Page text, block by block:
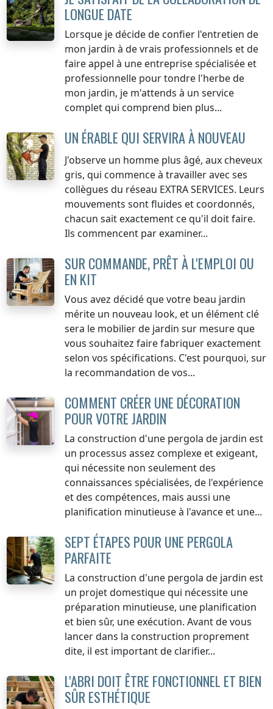
LONGUE DATE
Lorsque je décide de confier l'entretien de
mon jardin à de vrais professionnels et de
faire appel à une entreprise spécialisée et
professionnelle pour tondre l'herbe de
mon jardin, je m'attends à un service
complet qui comprend bien plus...
UN ÉRABLE QUI SERVIRA À NOUVEAU
J'observe un homme plus âgé, aux cheveux
gris, qui commence à travailler avec ses
collègues du réseau EXTRA SERVICES. Leurs
mouvements sont fluides et coordonnés,
chacun sait exactement ce qu'il doit faire.
Ils commencent par examiner...
SUR COMMANDE, PRÊT À L'EMPLOI OU
EN KIT
Vous avez décidé que votre beau jardin
mérite un nouveau look, et un élément clé
sera le mobilier de jardin sur mesure que
vous souhaitez faire fabriquer exactement
selon vos spécifications. C'est pourquoi, sur
la recommandation de vos...
COMMENT CRÉER UNE DÉCORATION
POUR VOTRE JARDIN
La construction d'une pergola de jardin est
un processus assez complexe et exigeant,
qui nécessite non seulement des
connaissances spécialisées, de l'expérience
et des compétences, mais aussi une
planification minutieuse à l'avance et une...
SEPT ÉTAPES POUR UNE PERGOLA
PARFAITE
La construction d'une pergola de jardin est
un projet domestique qui nécessite une
préparation minutieuse, une planification
et bien sûr, une exécution. Avant de vous
lancer dans la construction proprement
dite, il est important de clarifier...
L'ABRI DOIT ÊTRE FONCTIONNEL ET BIEN
SÛR ESTHÉTIQUE